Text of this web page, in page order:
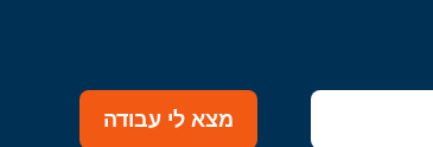
מצא לי עבודה